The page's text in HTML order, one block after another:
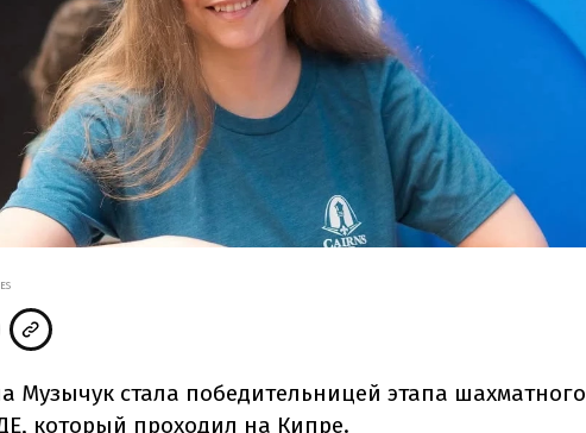
Музычук стала победительницей этапа шахматного
который проходил на Кипре.